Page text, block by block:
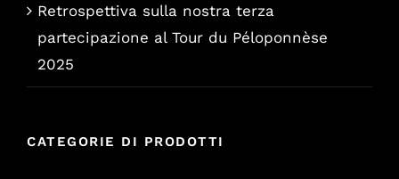
Retrospettiva sulla nostra terza
partecipazione al Tour du Péloponnèse
2025
CATEGORIE DI PRODOTTI